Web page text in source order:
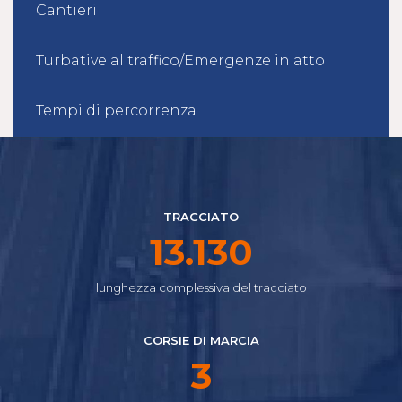
Cantieri
Turbative al traffico/Emergenze in atto
Tempi di percorrenza
TRACCIATO
14.645
lunghezza complessiva del tracciato
CORSIE DI MARCIA
4